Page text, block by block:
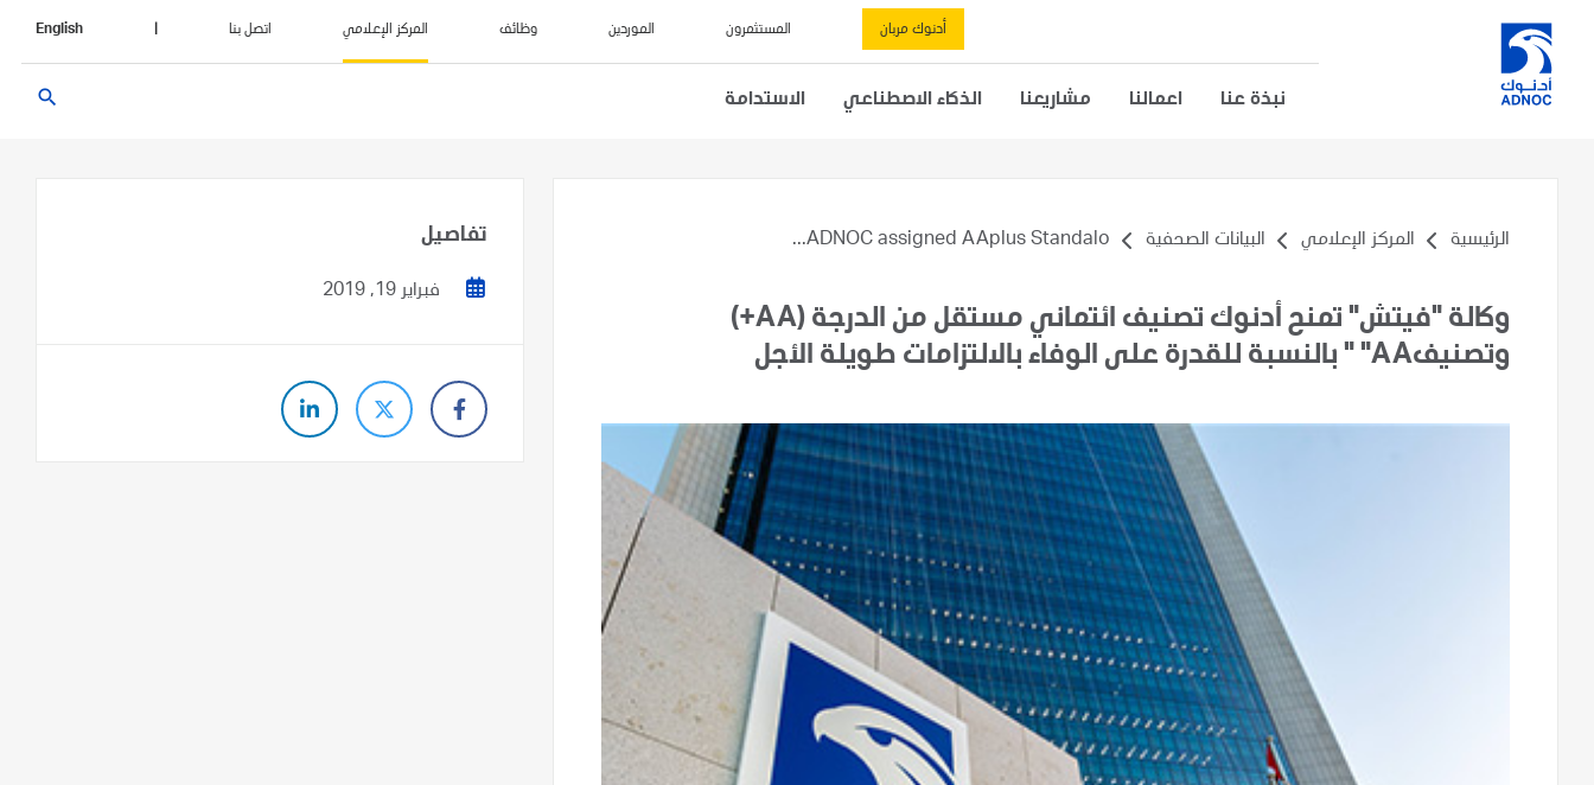
أدنوك مربان المستثمرون الموردين وظائف المركز الإعلامي اتصل بنا English
نبذة عنا اعمالنا مشاريعنا الذكاء الاصطناعي الاستدامة search
الرئيسية المركز الإعلامي البيانات الصحفية ADNOC assigned AAplus Standalo...
وكالة "فيتش" تمنح أدنوك تصنيف ائتماني مستقل من الدرجة (AA+)
وتصنيفAA" " بالنسبة للقدرة على الوفاء بالالتزامات طويلة الأجل
تفاصيل
فبراير 19, 2019